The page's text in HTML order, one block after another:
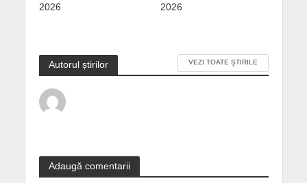
2026
2026
Autorul știrilor VEZI TOATE ȘTIRILE
Adaugă comentarii